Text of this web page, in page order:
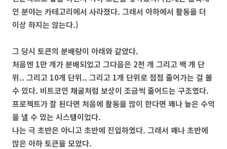
인 분야는 카테고리에서 사라졌다. 그래서 아하에서 활동을 더
이상 하지는 않는다.)
그 당시 토큰의 분배량이 아래와 같았다.
처음엔 1만 개가 분배되었고 그다음은 2천 개 그리고 백 개 단
위.. 그리고 10개 단위.. 그리고 1개 단위로 점점 줄어가는 걸 볼
수 있다. 비트코인 채굴처럼 보상이 조금씩 줄어드는 구조였다.
프로젝트가 잘 된다면 처음에 활동을 많이 한다면 꽤나 높은 수익
을 낼 수 있는 시스템이었다.
나는 극 초반은 아니고 초반에 진입하였다. 그래서 꽤나 초반에
많은 아하 토큰을 모았다.